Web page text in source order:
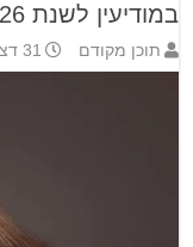
במודיעין לשנת 2026
תוכן מקודם 31 דצמבר 2025 9:23